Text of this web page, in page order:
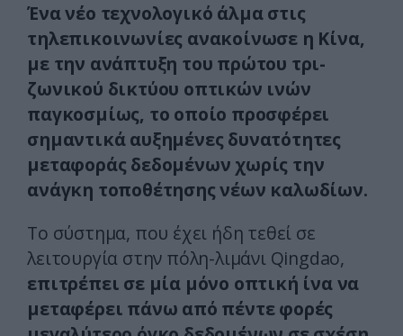
Ένα νέο τεχνολογικό άλμα στις
τηλεπικοινωνίες ανακοίνωσε η Κίνα,
με την ανάπτυξη του πρώτου τρι-
ζωνικού δικτύου οπτικών ινών
παγκοσμίως, το οποίο προσφέρει
σημαντικά αυξημένες δυνατότητες
μεταφοράς δεδομένων χωρίς την
ανάγκη τοποθέτησης νέων καλωδίων.
Το σύστημα, που έχει ήδη τεθεί σε
λειτουργία στην πόλη-λιμάνι Qingdao,
επιτρέπει σε μία μόνο οπτική ίνα να
μεταφέρει πάνω από πέντε φορές